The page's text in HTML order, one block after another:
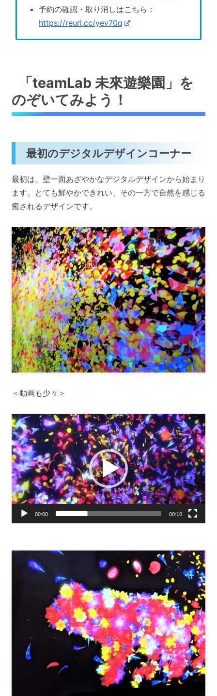
予約の確認・取り消しはこちら：
https://reurl.cc/yev70q
「teamLab 未來遊樂園」を
のぞいてみよう！
最初のデジタルデザインコーナー
最初は、壁一面あざやかなデジタルデザインから始まり
ます。とても鮮やかできれい、その一方で自然を感じる
癒されるデザインです。
＜動画も少々＞
動
画
プ
レ
ー
ヤ
ー
00:00 00:10